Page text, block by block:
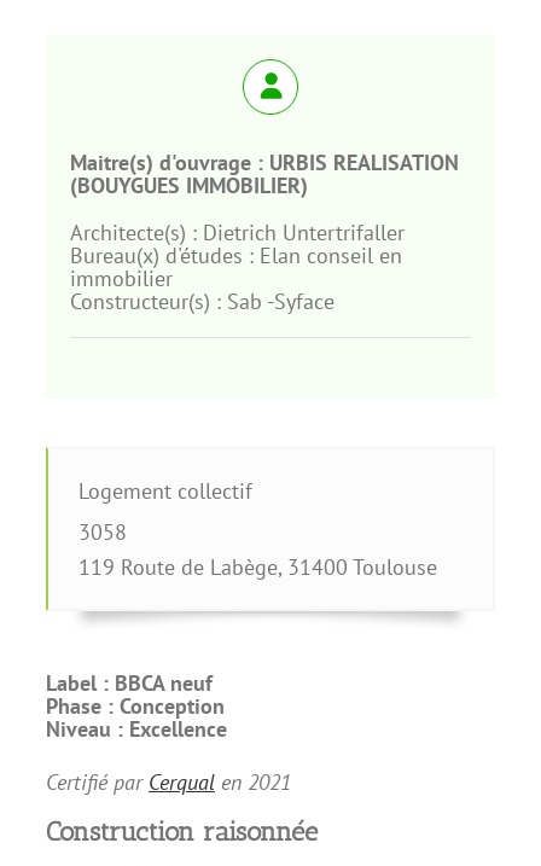
Maitre(s) d'ouvrage : URBIS REALISATION
(BOUYGUES IMMOBILIER)
Architecte(s) : Dietrich Untertrifaller
Bureau(x) d'études : Elan conseil en
immobilier
Constructeur(s) : Sab -Syface
Logement collectif
3058
119 Route de Labège, 31400 Toulouse
Label : BBCA neuf
Phase : Conception
Niveau : Excellence
Certifié par Cerqualen 2021
Construction raisonnée